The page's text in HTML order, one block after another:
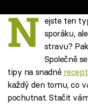
Těhotnej kuchař
Sledujte prima+
Přihlášení
N ejste ten
sporáku,
stravu?
Společně
tipy na snadné
každý den tomu, co
pochutnat. Stačit